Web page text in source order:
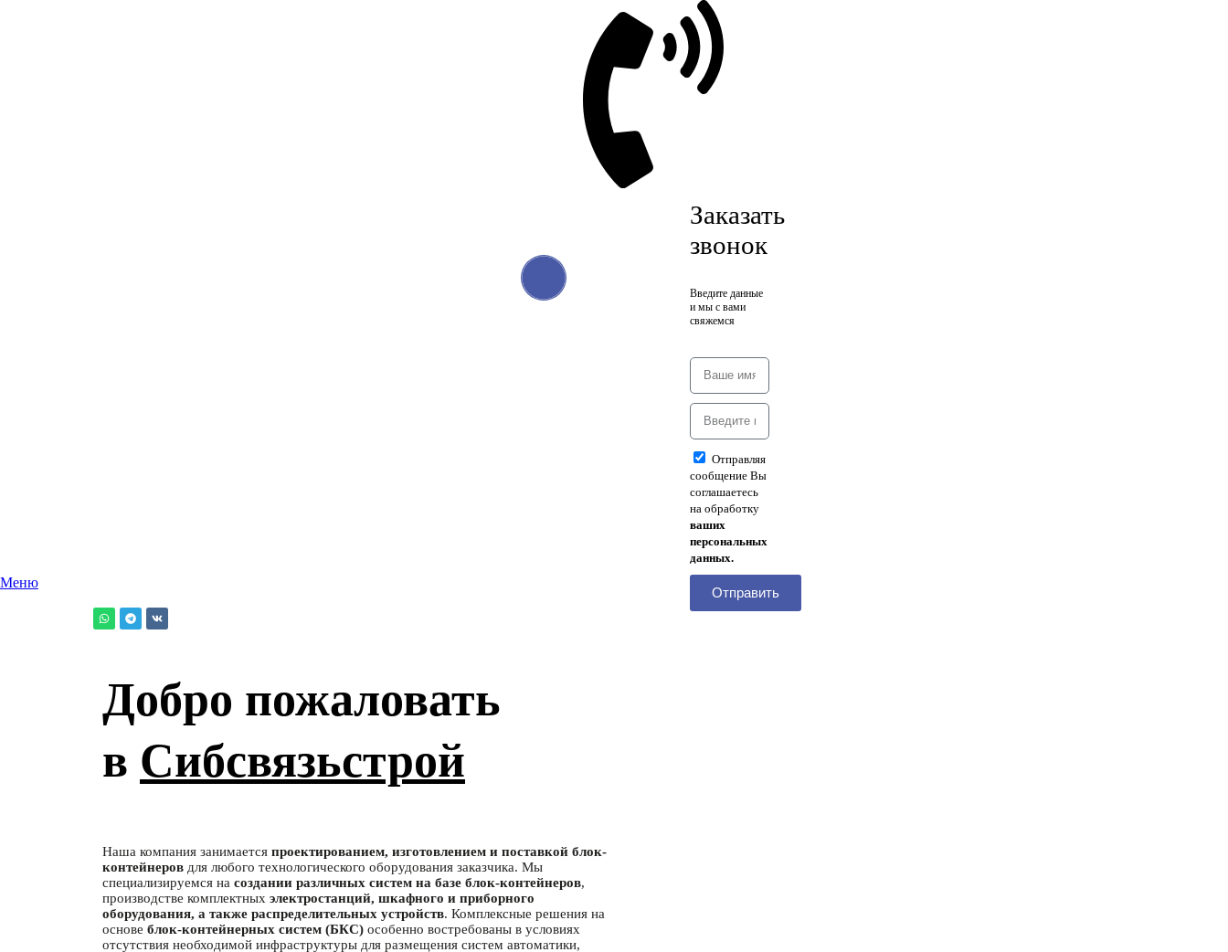
Заказать
звонок
Введите данные
и мы с вами
свяжемся
Отправляя
сообщение Вы
соглашаетесь
на обработку
ваших
персональных
данных.
Отправить
Меню
Добро пожаловать
в Сибсвязьстрой
Наша компания занимается проектированием, изготовлением и поставкой блок-
контейнеров для любого технологического оборудования заказчика. Мы
специализируемся на создании различных систем на базе блок-контейнеров,
производстве комплектных электростанций, шкафного и приборного
оборудования, а также распределительных устройств. Комплексные решения на
основе блок-контейнерных систем (БКС) особенно востребованы в условиях
отсутствия необходимой инфраструктуры для размещения систем автоматики,